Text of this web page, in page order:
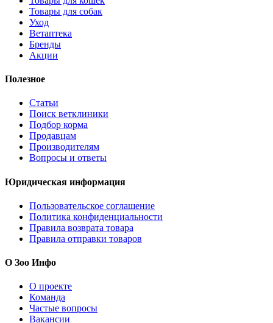
Товары для собак
Уход
Ветаптека
Бренды
Акции
Полезное
Статьи
Поиск ветклиники
Подбор корма
Продавцам
Производителям
Вопросы и ответы
Юридическая информация
Пользовательское соглашение
Политика конфиденциальности
Правила возврата товара
Правила отправки товаров
О Зоо Инфо
О проекте
Команда
Частые вопросы
Вакансии